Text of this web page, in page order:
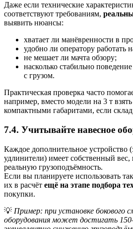
Даже если технические
соответствуют требованиям,
выявить нюансы:
хватает ли манёвренности в
удобно ли оператору работать
не мешает ли мачта обзору;
насколько стабильно
с грузом.
Практическая проверка часто
например, вместо модели на 3 т
компактными габаритами, если
7.4. Учитывайте навесное
Каждое дополнительное устройство
удлинители) имеет собственный
реальную грузоподъёмность.
Если вы планируете использовать
их в расчёт ещё на этапе подбора
покупки.
💡 Пример: при установке бокового
оборудования может достигать